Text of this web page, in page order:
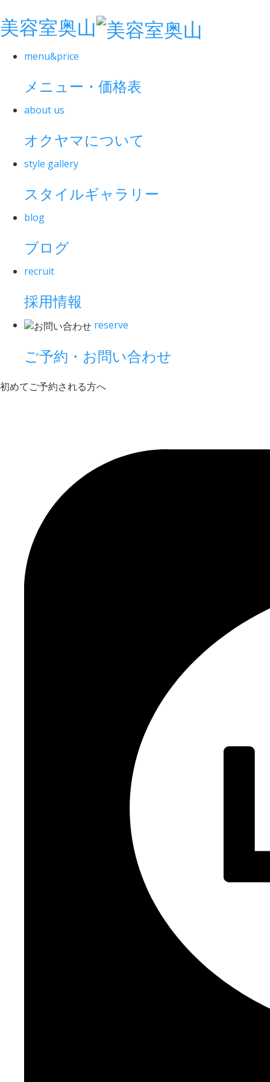
美容室奥山
menu&price
メニュー・価格表
about us
オクヤマについて
style gallery
スタイルギャラリー
blog
ブログ
recruit
採用情報
reserve
ご予約・お問い合わせ
初めてご予約される方へ